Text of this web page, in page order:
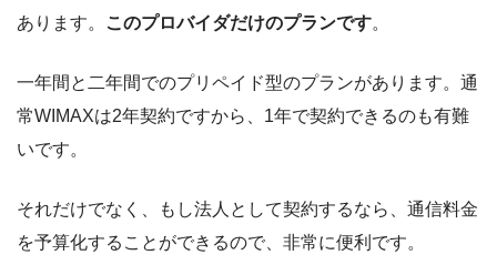
あります。
このプロバイダだけのプランです。
一年間と二年間でのプリペイド型のプランがあります。通
常WIMAXは2年契約ですから、1年で契約できるのも有難
いです。
それだけでなく、もし法人として契約するなら、通信料金
を予算化することができるので、非常に便利です。